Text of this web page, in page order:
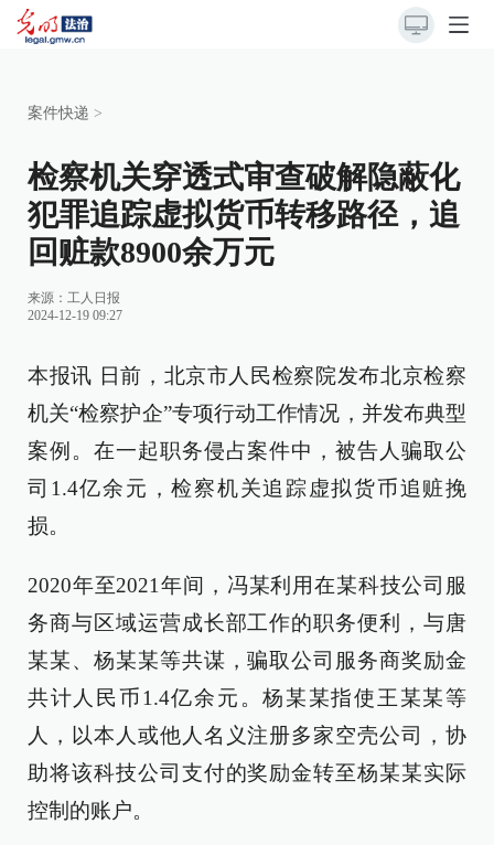
案件快递 >
检察机关穿透式审查破解隐蔽化
犯罪追踪虚拟货币转移路径，追
回赃款8900余万元
来源： 工人日报
2024-12-19 09:27
本报讯 日前，北京市人民检察院发布北京检察
机关“检察护企”专项行动工作情况，并发布典型
案例。在一起职务侵占案件中，被告人骗取公
司1.4亿余元，检察机关追踪虚拟货币追赃挽
损。
2020年至2021年间，冯某利用在某科技公司服
务商与区域运营成长部工作的职务便利，与唐
某某、杨某某等共谋，骗取公司服务商奖励金
共计人民币1.4亿余元。杨某某指使王某某等
人，以本人或他人名义注册多家空壳公司，协
助将该科技公司支付的奖励金转至杨某某实际
控制的账户。